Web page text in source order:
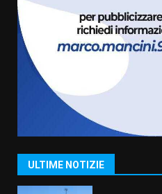
ULTIME NOTIZIE
US
amarezza
7 Agosto
1
Grande
del Pesce
9 Agosto